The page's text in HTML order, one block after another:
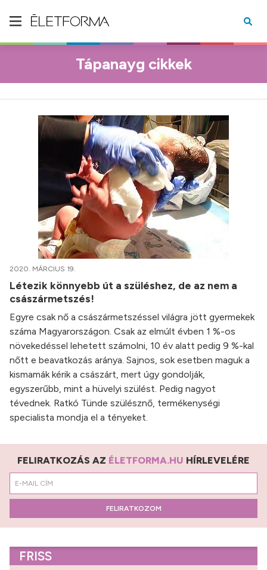
Tápanayg cikkek
2020. MÁRCIUS 19.
Létezik könnyebb út a szüléshez, de az nem a
császármetszés!
Egyre csak nő a császármetszéssel világra jött gyermekek
száma Magyarországon. Csak az elmúlt évben 1 %-os
növekedéssel lehetett számolni, 10 év alatt pedig 9 %-kal
nőtt e beavatkozás aránya. Sajnos, sok esetben maguk a
kismamák kérik a császárt, mert úgy gondolják,
egyszerűbb, mint a hüvelyi szülést. Pedig nagyot
tévednek. Ratkó Tünde szülésznő, termékenységi
specialista mondja el a tényeket.
FELIRATKOZÁS AZ ÉLETFORMA.HU HÍRLEVELÉRE
FELIRATKOZOM
FRISS